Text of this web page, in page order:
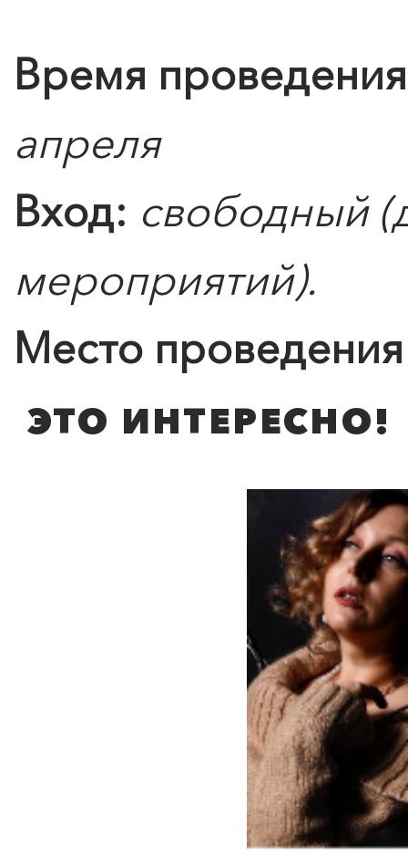
Время
апреля
Вход: свободный
мероприятий).
Место
ЭТО ИНТЕРЕСНО!